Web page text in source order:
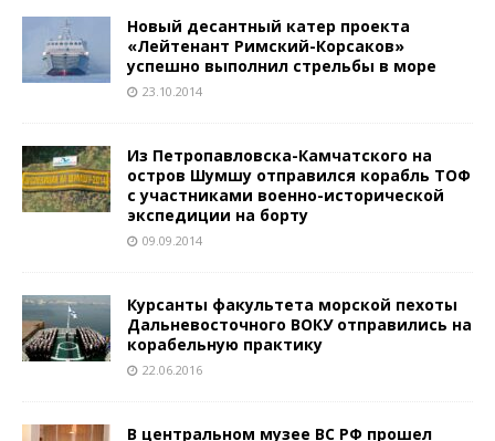
Новый десантный катер проекта
«Лейтенант Римский-Корсаков»
успешно выполнил стрельбы в море
23.10.2014
Из Петропавловска-Камчатского на
остров Шумшу отправился корабль ТОФ
с участниками военно-исторической
экспедиции на борту
09.09.2014
Курсанты факультета морской пехоты
Дальневосточного ВОКУ отправились на
корабельную практику
22.06.2016
В центральном музее ВС РФ прошел